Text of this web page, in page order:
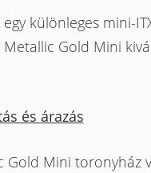
különleges mini-
Gold Mini
és árazás
Gold Mini toronyház